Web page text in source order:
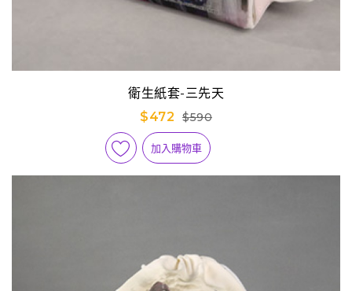
衛生紙套-三先天
$472
$590
加入購物車